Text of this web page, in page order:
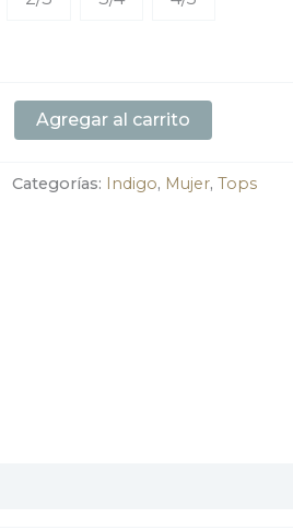
Agregar al carrito
Categorías: Indigo, Mujer, Tops